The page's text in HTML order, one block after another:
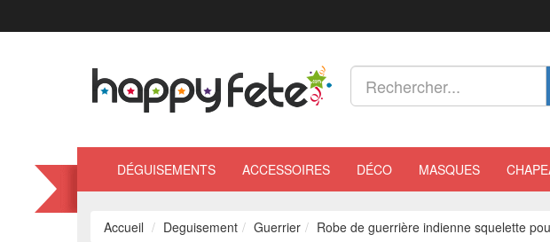
DÉGUISEMENTS ACCESSOIRES DÉCO MASQUES
Accueil Deguisement Guerrier Robe de guerrière indienne squelette